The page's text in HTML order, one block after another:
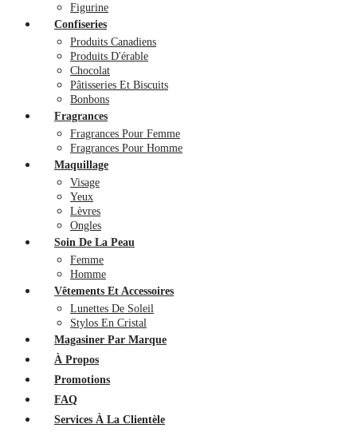
Figurine
Confiseries
Produits Canadiens
Produits D'érable
Chocolat
Pâtisseries Et Biscuits
Bonbons
Fragrances
Fragrances Pour Femme
Fragrances Pour Homme
Maquillage
Visage
Yeux
Lèvres
Ongles
Soin De La Peau
Femme
Homme
Vêtements Et Accessoires
Lunettes De Soleil
Stylos En Cristal
Magasiner Par Marque
À Propos
Promotions
FAQ
Services À La Clientèle